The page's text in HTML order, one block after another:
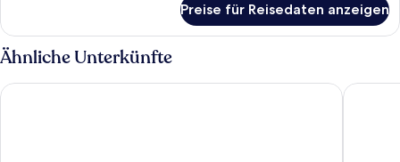
Preise für Reisedaten anzeigen
Ähnliche Unterkünfte
Hotel Pefkos Beach Lindos